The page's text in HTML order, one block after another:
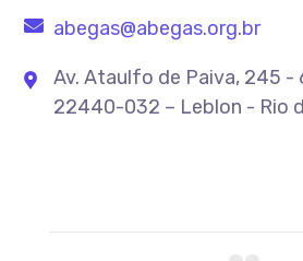
abegas@abegas.org.br
Av. Ataulfo de Paiva, 245 -
22440-032 – Leblon - Rio